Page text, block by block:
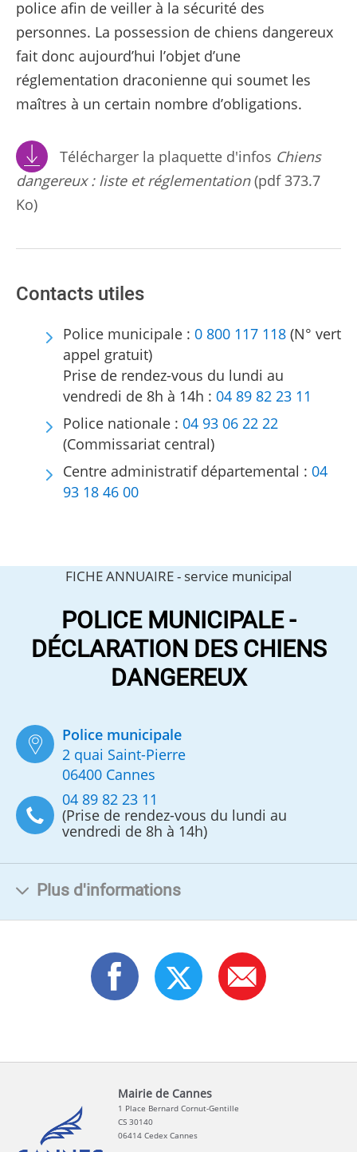
police afin de veiller à la sécurité des
personnes. La possession de chiens dangereux
fait donc aujourd’hui l’objet d’une
réglementation draconienne qui soumet les
maîtres à un certain nombre d’obligations.
Télécharger la plaquette d'infos Chiens
dangereux : liste et réglementation(pdf 373.7
Ko)
Contacts utiles
Police municipale : 0 800 117 118(N° vert
appel gratuit)
Prise de rendez-vous du lundi au
vendredi de 8h à 14h : 04 89 82 23 11
Police nationale : 04 93 06 22 22
(Commissariat central)
Centre administratif départemental : 04
93 18 46 00
FICHE ANNUAIRE - service municipal
POLICE MUNICIPALE -
DÉCLARATION DES CHIENS
DANGEREUX
Police municipale
2 quai Saint-Pierre
06400 Cannes
04 89 82 23 11
(Prise de rendez-vous du lundi au
vendredi de 8h à 14h)
Plus d'informations
Mairie de Cannes
1 Place Bernard Cornut-Gentille
CS 30140
06414 Cedex Cannes